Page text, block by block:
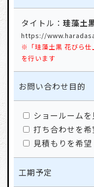
タイトル： 珪藻土
https://
※「珪藻土黒 花びら仕
を行います
お問い合わせ目的
ショールーム
打ち合わせを希
見積もりを希望
工期予定